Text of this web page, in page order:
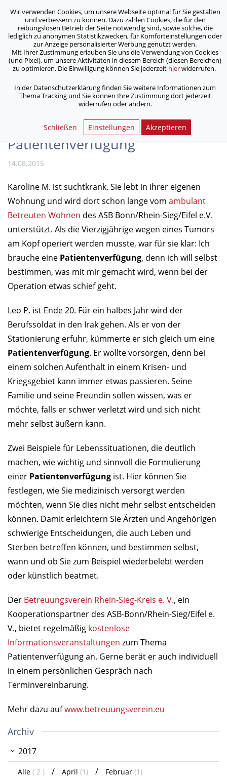
ASB Bonn/Rhein-Sieg/Eifel e.V.
bewegt Menschen
Home / Archiv /
Wenn man auch im Falle des Falles selbst bestimmen will:
Falles selbst bestimmen will:
Patientenverfügung
14.08.2015
Karoline M. ist suchtkrank. Sie lebt in ihrer eigenen
Wohnung und wird dort schon lange vom ambulant
Betreuten Wohnen des ASB Bonn/Rhein-Sieg/Eifel e.V.
unterstützt. Als die Vierzigjährige wegen eines Tumors
am Kopf operiert werden musste, war für sie klar: Ich
brauche eine Patientenverfügung, denn ich will selbst
bestimmen, was mit mir gemacht wird, wenn bei der
Operation etwas schief geht.
Leo P. ist Ende 20. Für ein halbes Jahr wird der
Berufssoldat in den Irak gehen. Als er von der
Stationierung erfuhr, kümmerte er sich gleich um eine
Patientenverfügung. Er wollte vorsorgen, denn bei
einem solchen Aufenthalt in einem Krisen- und
Kriegsgebiet kann immer etwas passieren. Seine
Familie und seine Freundin sollen wissen, was er
möchte, falls er schwer verletzt wird und sich nicht
mehr selbst äußern kann.
Zwei Beispiele für Lebenssituationen, die deutlich
machen, wie wichtig und sinnvoll die Formulierung
einer Patientenverfügung ist. Hier können Sie
festlegen, wie Sie medizinisch versorgt werden
möchten, wenn Sie dies nicht mehr selbst entscheiden
können. Damit erleichtern Sie Ärzten und Angehörigen
schwierige Entscheidungen, die auch Leben und
Sterben betreffen können, und bestimmen selbst,
wann und ob Sie zum Beispiel wiederbelebt werden
oder künstlich beatmet.
Der Betreuungsverein Rhein-Sieg-Kreis e. V., ein
Kooperationspartner des ASB-Bonn/Rhein-Sieg/Eifel e.
V., bietet regelmäßig kostenlose
Informationsveranstaltungen zum Thema
Patientenverfügung an. Gerne berät er auch individuell
in einem persönlichen Gespräch nach
Terminvereinbarung.
Mehr dazu aufwww.betreuungsverein.eu
Archiv
2017
Alle ( 2 ) April (1) Februar (1)
Wir verwenden Cookies, um unsere Webseite optimal für Sie gestalten
und verbessern zu können. Dazu zählen Cookies, die für den
reibungslosen Betrieb der Seite notwendig sind, sowie solche, die
lediglich zu anonymen Statistikzwecken, für Komforteinstellungen oder
zur Anzeige personalisierter Werbung genutzt werden.
Mit Ihrer Zustimmung erlauben Sie uns die Verwendung von Cookies
(und Pixel), um unsere Aktivitäten in diesem Bereich (diesen Bereichen)
zu optimieren. Die Einwilligung können Sie jederzeit hierwiderrufen.
In der Datenschutzerklärung finden Sie weitere Informationen zum
Thema Tracking und Sie können Ihre Zustimmung dort jederzeit
widerrufen oder ändern.
Schließen Einstellungen Akzeptieren